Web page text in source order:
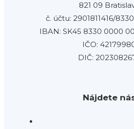
821 09
č. účtu: 2901811416/
IBAN: SK45 8330 0000
IČO:
DIČ:
Nájdete